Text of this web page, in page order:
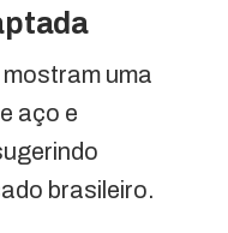
uma
aço e
brasileiro.